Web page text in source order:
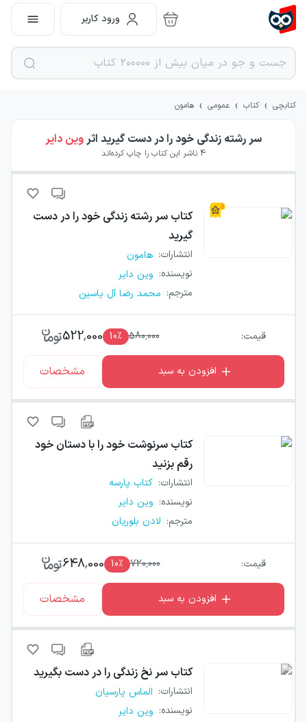
ورود کاربر
کتابچی › کتاب › عمومی › هامون
سر رشته زندگی خود را در دست گیرید اثروین دایر
4 ناشر این کتاب را چاپ کرده‌اند
کتاب سر رشته زندگی خود را در دست
گیرید
انتشارات: هامون
نویسنده: وین دایر
مترجم: محمد رضا آل یاسین
قیمت: 580,000
10٪ 522,000
افزودن به سبد مشخصات
کتاب سرنوشت خود را با دستان خود
رقم بزنید
انتشارات: کتاب پارسه
نویسنده: وین دایر
مترجم: لادن بلوریان
قیمت: 720,000
10٪ 648,000
افزودن به سبد مشخصات
کتاب سر نخ زندگی را در دست بگیرید
انتشارات: الماس پارسیان
نویسنده: وین دایر